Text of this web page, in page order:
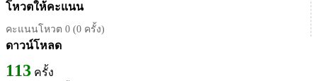
โหวตให้คะแนน
คะแนนโหวต 0 (0 ครั้ง)
ดาวน์โหลด
113 ครั้ง